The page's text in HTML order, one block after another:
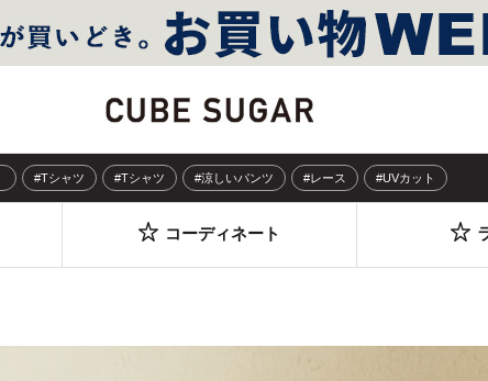
#Tシャツ #Tシャツ #涼しいパンツ #レース #UVカット
コーディネート